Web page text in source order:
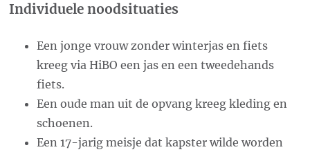
Individuele noodsituaties
Een jonge vrouw zonder winterjas en fiets
kreeg via HiBO een jas en een tweedehands
fiets.
Een oude man uit de opvang kreeg kleding en
schoenen.
Een 17-jarig meisje dat kapster wilde worden